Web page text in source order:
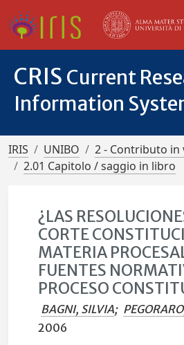
CRIS Current
Information
IRIS UNIBO
2 - Contributo in
2.01 Capitolo / saggio in libro
¿LAS
CORTE
MATERIA
FUENTES
PROCESO
BAGNI, SILVIA;
2006